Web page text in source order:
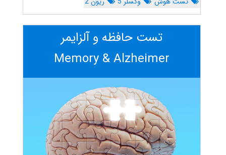
تست حافظه و آلزایمر
Memory & Alzheimer